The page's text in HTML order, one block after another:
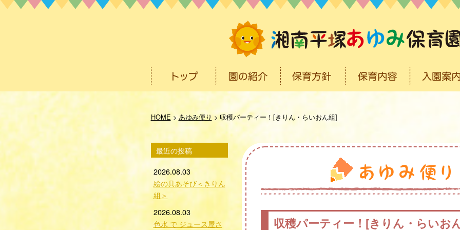
HOME > あゆみ便り>収穫パーティー！[きりん・らいおん組]
収穫パーティー！[きりん・らいお
最近の投稿
2026.08.03
絵の具あそび＜きりん
組＞
2026.08.03
色水 で ジュース屋さ